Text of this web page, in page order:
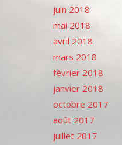
juin 2018
mai 2018
avril 2018
mars 2018
février 2018
janvier 2018
octobre 2017
août 2017
juillet 2017